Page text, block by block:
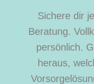
Sichere dir
Beratung.
persönlich.
heraus,